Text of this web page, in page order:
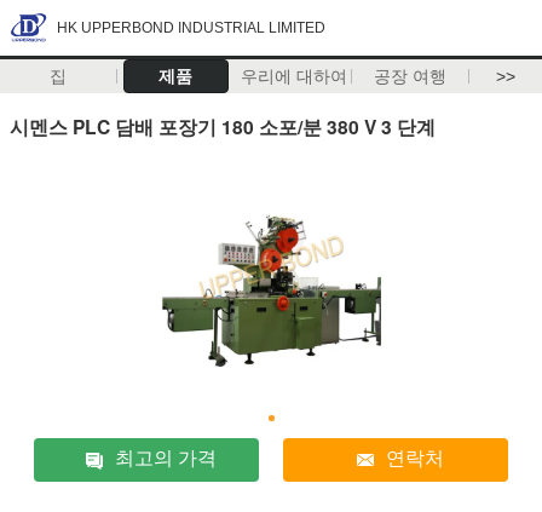
HK UPPERBOND INDUSTRIAL LIMITED
집 제품 우리에 대하여 공장 여행 >>
시멘스 PLC 담배 포장기 180 소포/분 380 V 3 단계
최고의 가격 연락처